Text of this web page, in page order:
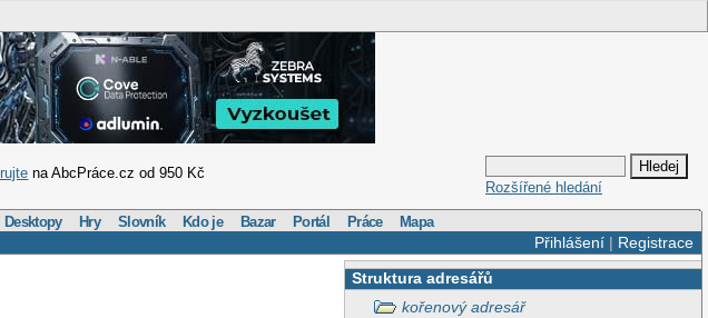
na AbcPráce.cz od 950 Kč
Rozšířené hledání
Desktopy Hry Slovník Kdo je Bazar Portál Práce Mapa
Přihlášení| Registrace
Struktura adresářů
kořenový adresář